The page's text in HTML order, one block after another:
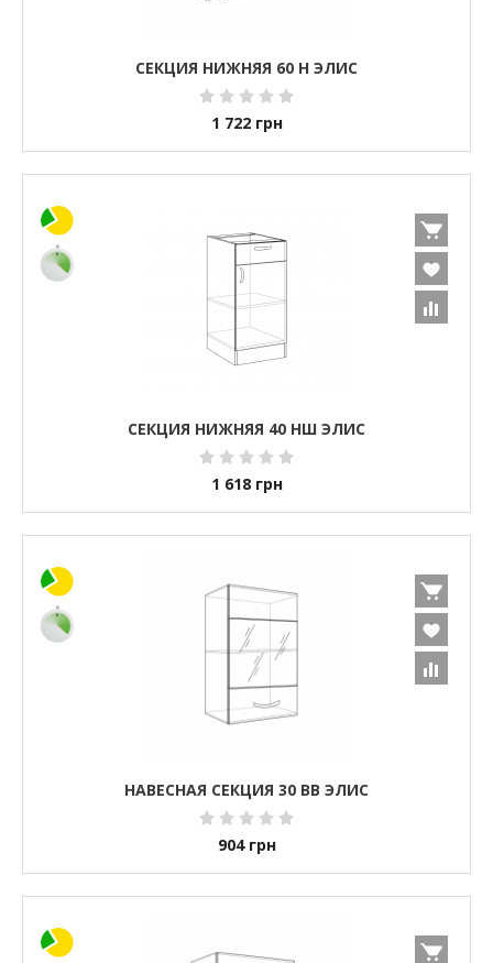
СЕКЦИЯ НИЖНЯЯ 60 Н ЭЛИС
1 722 грн
СЕКЦИЯ НИЖНЯЯ 40 НШ ЭЛИС
1 618 грн
НАВЕСНАЯ СЕКЦИЯ 30 ВВ ЭЛИС
904 грн